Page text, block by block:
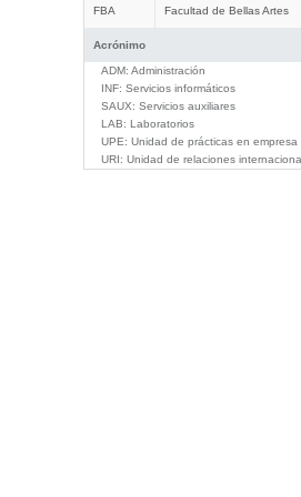
Acrónimo
FBA Facultad de Bellas Artes
ADM: Administración
INF: Servicios informáticos
SAUX: Servicios auxiliares
LAB: Laboratorios
UPE: Unidad de prácticas en empresa
URI: Unidad de relaciones